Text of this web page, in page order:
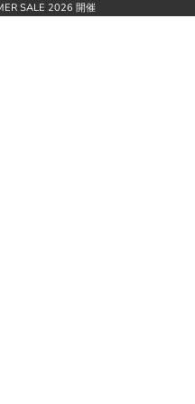
SALE 2026 開催